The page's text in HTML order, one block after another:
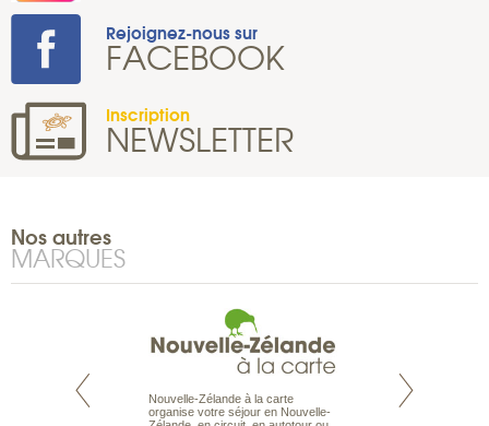
Rejoignez-nous sur
FACEBOOK
Inscription
NEWSLETTER
Nos autres
MARQUES
est le spécialiste
Nouvelle-Zélande à la carte
organise votre séjour en Nouvelle-
Notre site